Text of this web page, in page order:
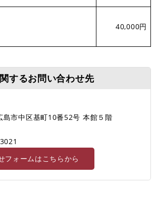
40,000円
するお問い合わせ先
島市中区基町10番52号 本館５階
フォームはこちらから